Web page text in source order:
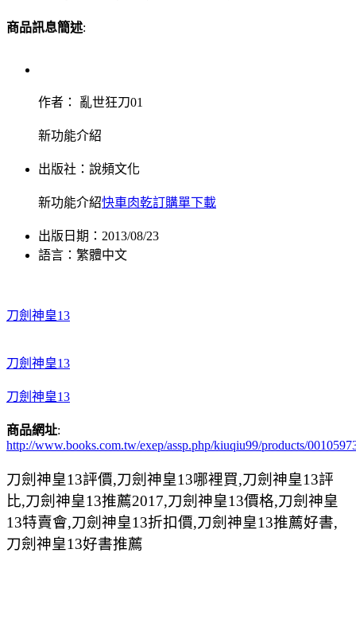
商品訊息簡述:
作者： 亂世狂刀01
新功能介紹
出版社： 說頻文化
新功能介紹快車肉乾訂購單下載
出版日期：2013/08/23
語言：繁體中文
刀劍神皇13
刀劍神皇13
刀劍神皇13
商品網址:
http://www.books.com.tw/exep/assp.php/kiuqiu99/products/
刀劍神皇13評價,刀劍神皇13哪裡買,刀劍神皇13評
比,刀劍神皇13推薦2017,刀劍神皇13價格,刀劍神皇
13特賣會,刀劍神皇13折扣價,刀劍神皇13推薦好書,
刀劍神皇13好書推薦